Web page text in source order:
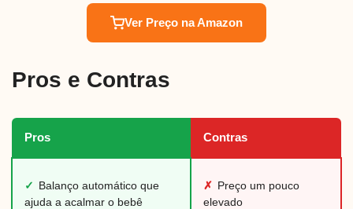
Ver Preço na Amazon
Pros e Contras
Pros Contras
✓
Balanço automático que
ajuda a acalmar o bebê
✗ Preço um pouco
elevado